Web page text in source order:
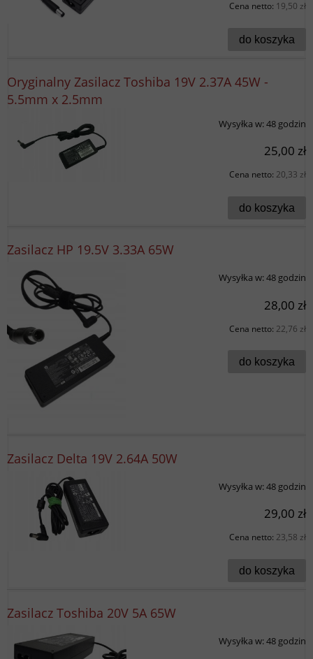
Cena netto: 19,50 zł
do koszyka
Oryginalny Zasilacz Toshiba 19V 2.37A 45W -
5.5mm x 2.5mm
Wysyłka w:48 godzin
25,00 zł
Cena netto: 20,33 zł
do koszyka
Zasilacz HP 19.5V 3.33A 65W
Wysyłka w:48 godzin
28,00 zł
Cena netto: 22,76 zł
do koszyka
Zasilacz Delta 19V 2.64A 50W
Wysyłka w:48 godzin
29,00 zł
Cena netto: 23,58 zł
do koszyka
Zasilacz Toshiba 20V 5A 65W
Wysyłka w:48 godzin